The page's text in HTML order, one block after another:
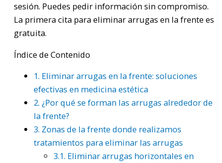
sesión. Puedes pedir información sin compromiso.
La primera cita para eliminar arrugas en la frente es
gratuita.
Índice de Contenido
1. Eliminar arrugas en la frente: soluciones
efectivas en medicina estética
2. ¿Por qué se forman las arrugas alrededor de
la frente?
3. Zonas de la frente donde realizamos
tratamientos para eliminar las arrugas
3.1. Eliminar arrugas horizontales en